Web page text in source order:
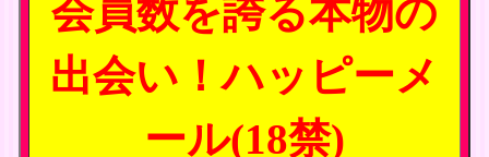
会員数を誇る本物の
出会い！ハッピーメ
ール(18禁)